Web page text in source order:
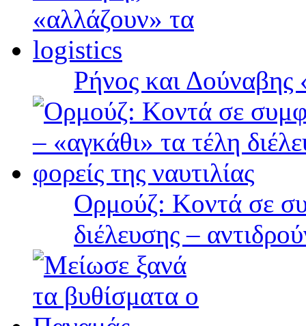
Ρήνος και
Ορμούζ: Κοντά σε
διέλευσης –